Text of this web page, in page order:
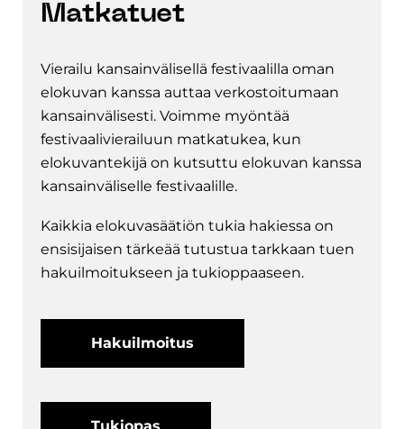
Matkatuet
Vierailu kansainvälisellä festivaalilla oman
elokuvan kanssa auttaa verkostoitumaan
kansainvälisesti. Voimme myöntää
festivaalivierailuun matkatukea, kun
elokuvantekijä on kutsuttu elokuvan kanssa
kansainväliselle festivaalille.
Kaikkia elokuvasäätiön tukia hakiessa on
ensisijaisen tärkeää tutustua tarkkaan tuen
hakuilmoitukseen ja tukioppaaseen.
Hakuilmoitus
Tukiopas